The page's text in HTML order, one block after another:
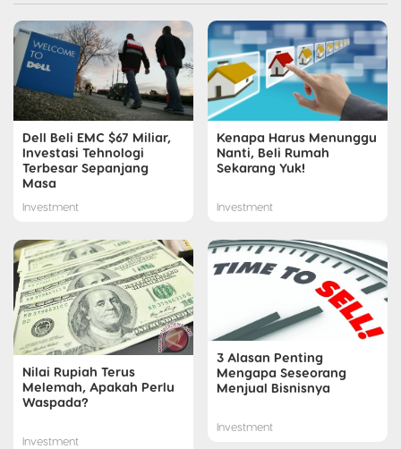
Dell Beli EMC $67 Miliar,
Investasi Tehnologi
Terbesar Sepanjang
Masa
Investment
Kenapa Harus Menunggu
Nanti, Beli Rumah
Sekarang Yuk!
Investment
Nilai Rupiah Terus
Melemah, Apakah Perlu
Waspada?
Investment
3 Alasan Penting
Mengapa Seseorang
Menjual Bisnisnya
Investment